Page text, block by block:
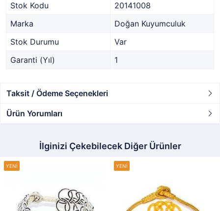
Stok Kodu
20141008
Marka
Doğan Kuyumculuk
Stok Durumu
Var
Garanti (Yıl)
1
Taksit / Ödeme Seçenekleri
Ürün Yorumları
İlginizi Çekebilecek Diğer Ürünler